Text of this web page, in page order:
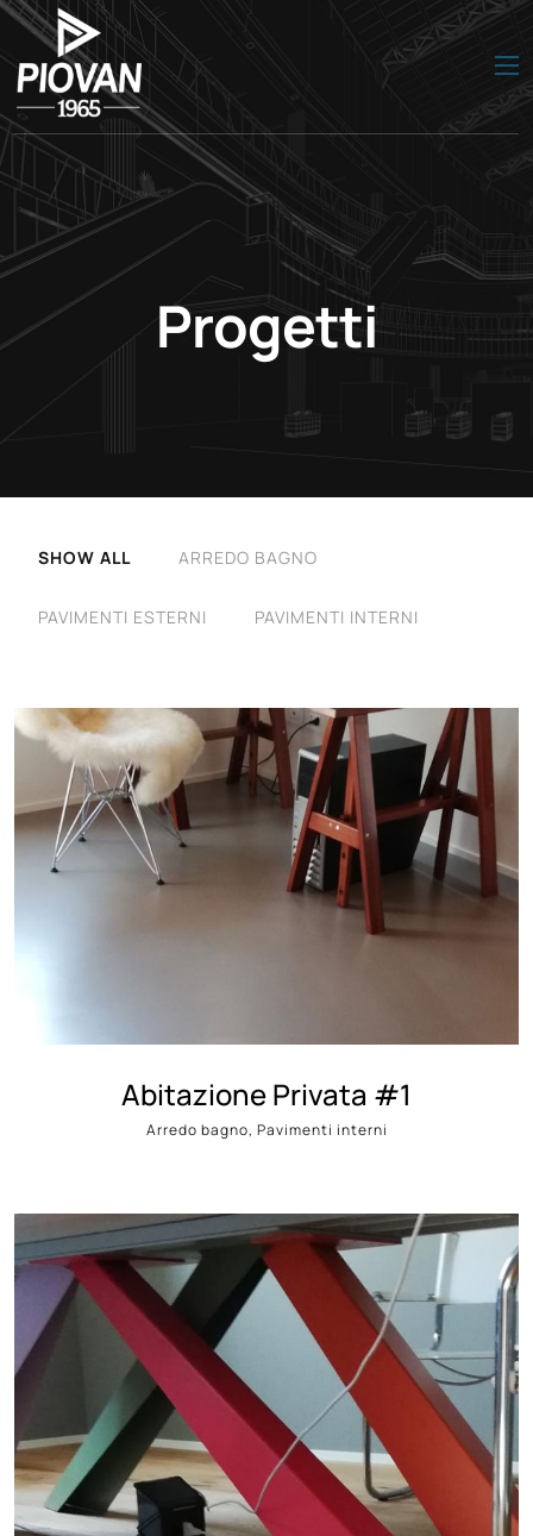
Progetti
SHOW ALL ARREDO BAGNO
PAVIMENTI ESTERNI PAVIMENTI INTERNI
Abitazione Privata #1
Arredo bagno, Pavimenti interni